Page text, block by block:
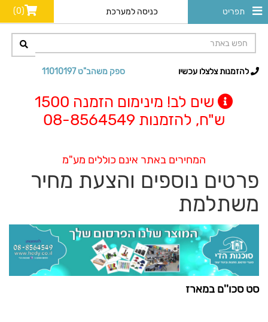
תפריט כניסה למערכת (0)
ספק משהב"ט 11010197 להזמנות צלצלו עכשיו
שים לב! מינימום הזמנה 1500
ש"ח, להזמנות 08-8564549
המחירים באתר אינם כוללים מע"מ
פרטים נוספים והצעת מחיר
משתלמת
סט סכו''ם במארז